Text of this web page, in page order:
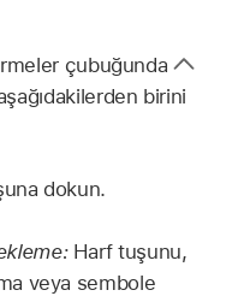
çubuğunda
birini
dokun.
Harf tuşunu,
veya sembole